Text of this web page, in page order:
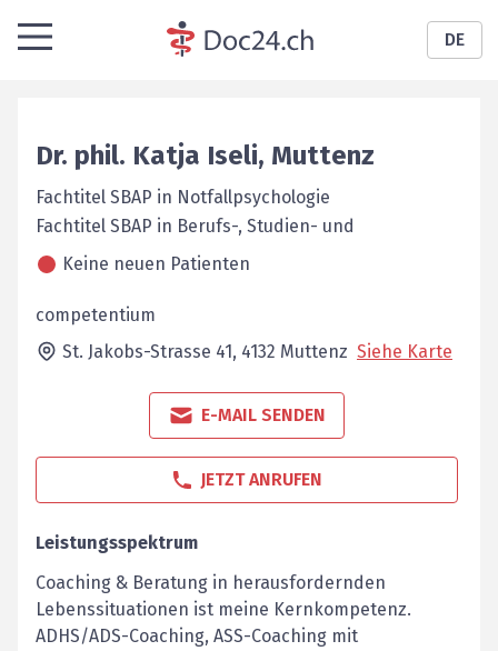
DE
Dr. phil. Katja Iseli, Muttenz
Fachtitel SBAP in Notfallpsychologie
Fachtitel SBAP in Berufs-, Studien- und
Keine neuen Patienten
competentium
St. Jakobs-Strasse 41, 4132 Muttenz Siehe Karte
E-MAIL SENDEN
JETZT ANRUFEN
Leistungsspektrum
Coaching & Beratung in herausfordernden
Lebenssituationen ist meine Kernkompetenz.
ADHS/ADS-Coaching, ASS-Coaching mit